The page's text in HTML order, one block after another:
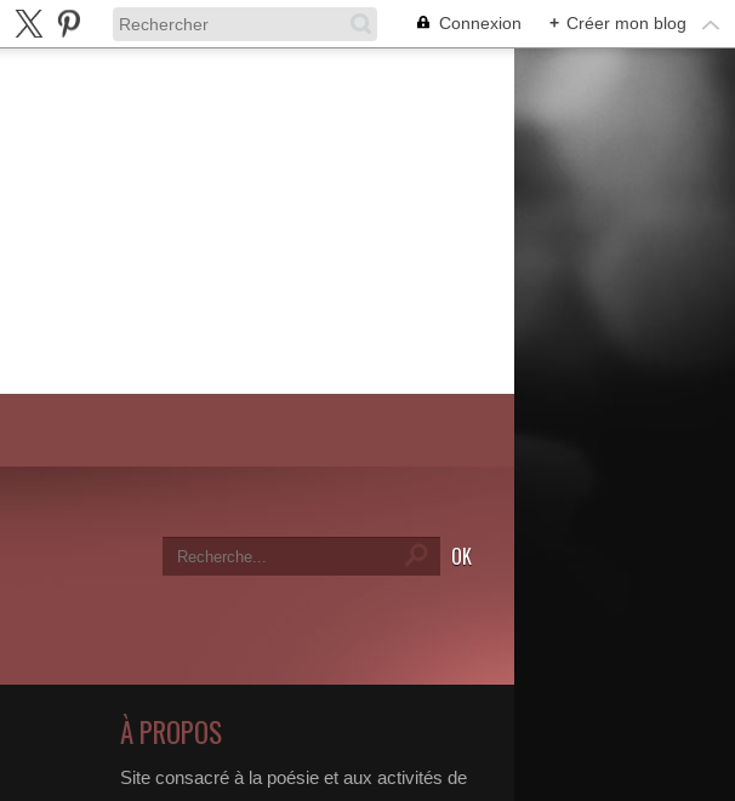
Connexion + Créer mon blog
À PROPOS
Site consacré à la poésie et aux activités de